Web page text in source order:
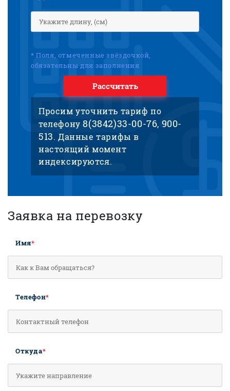
* Поля, отмеченные звёздочкой,
обязательны для заполнения
Рассчитать
Просим уточнить тариф по
телефону8(3842)33-00-76, 900-
513. Данные тарифы в
настоящий момент
индексируются.
Заявка на перевозку
Имя*
Телефон*
Откуда*